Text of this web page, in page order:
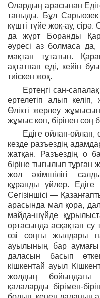
Олардың арасынан
таныды. Бұл Сарыөзек
күшті түйе жоқ-ау,
да жұрт Боранды
әуресі аз болмаса да,
мақтан тұтатын.
ақтатпап еді, кейін
тиіскен жоқ.
Ертеңгі сан-
ертелетіп алып
Өлікті жерлеу
жұмыс көп, бірінен соң
Едіге ойлап-
кезде разъездің
жатқан. Разъездің о
біріне тығылып тұрған
жол әкімшілігі
құранды үйлер. Едіге
Сегізіншісі —
арасында мал қора,
майда-шүйде
ортасында асқақтап
өзі соңғы жылдары
ауылының бар аумағы
даласын басып
кішкентай ауыл
жолдың бойындағы
қалаларды бірімен-